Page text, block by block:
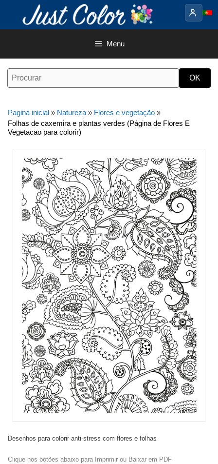
o
Menu
Pagina inicial » Natureza » Flores e vegetação »
Folhas de caxemira e plantas verdes (Página de Flores E
Vegetacao para colorir)
Desenhos para colorir anti-stress com flores e folhas
Clique nos botões abaixo para Imprimir ou Baixar em PDF